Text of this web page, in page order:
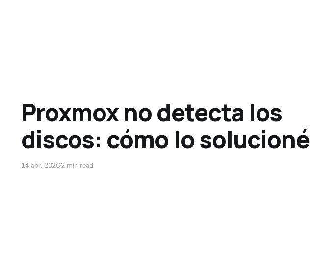
Proxmox no detecta los
discos: cómo lo solucioné
14 abr. 20262 min read